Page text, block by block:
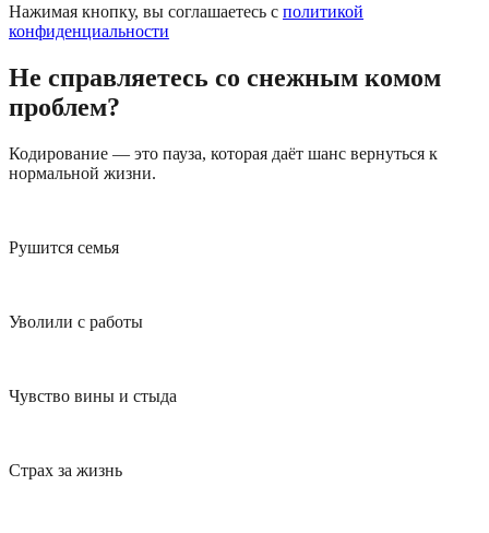
Нажимая кнопку, вы соглашаетесь с политикой
конфиденциальности
Не справляетесь со снежным комом
проблем?
Кодирование — это пауза, которая даёт шанс вернуться к
нормальной жизни.
Рушится семья
Уволили с работы
Чувство вины и стыда
Страх за жизнь